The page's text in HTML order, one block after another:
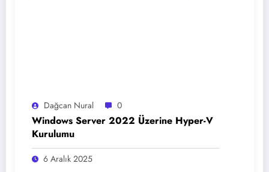
Dağcan Nural 0
Windows Server 2022 Üzerine Hyper-V
Kurulumu
6 Aralık 2025